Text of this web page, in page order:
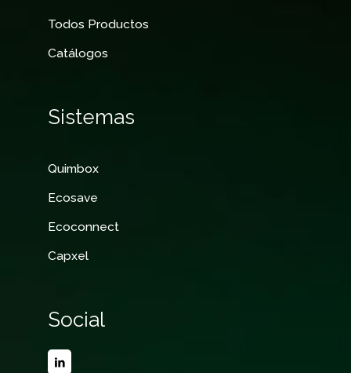
Todos Productos
Catálogos
Sistemas
Quimbox
Ecosave
Ecoconnect
Capxel
Social